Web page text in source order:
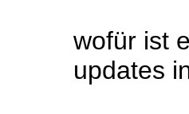
wofür ist
updates